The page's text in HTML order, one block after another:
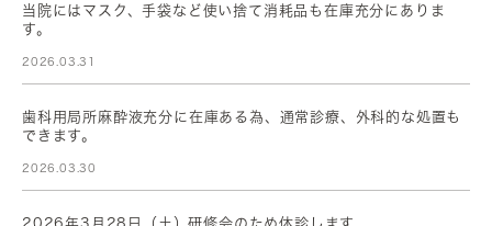
当院にはマスク、手袋など使い捨て消耗品も在庫充分にありま
す。
2026.03.31
歯科用局所麻酔液充分に在庫ある為、通常診療、外科的な処置も
できます。
2026.03.30